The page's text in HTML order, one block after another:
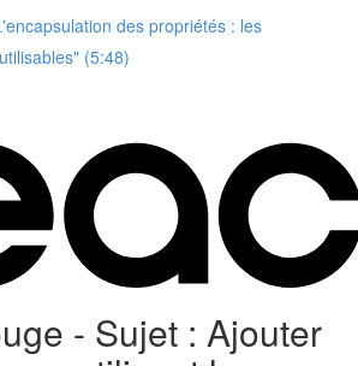
des propriétés : les
(5:48)
- Sujet : Ajouter